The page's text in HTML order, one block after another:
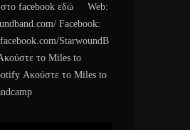
στο facebook εδώ Web:
Facebook:
StarwoundB
το Miles to
Ακούστε το Miles to